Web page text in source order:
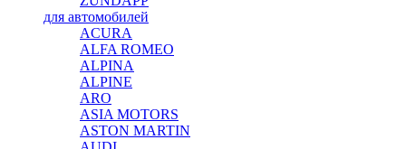
для автомобилей
ACURA
ALFA ROMEO
ALPINA
ALPINE
ARO
ASIA MOTORS
ASTON MARTIN